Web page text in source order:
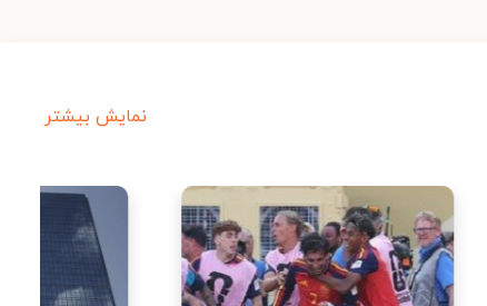
نمایش بیشتر